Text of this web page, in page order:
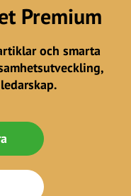
Premium
och smarta